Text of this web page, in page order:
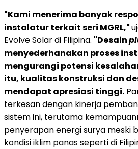
"Kami menerima banyak
instalatur terkait seri MGRL,"
Evolve Solar di Filipina. "Desain
menyederhanakan proses
mengurangi potensi
itu, kualitas konstruksi dan
mendapat apresiasi tinggi.
terkesan dengan kinerja
sistem ini, terutama
penyerapan energi surya meski
kondisi iklim panas seperti di